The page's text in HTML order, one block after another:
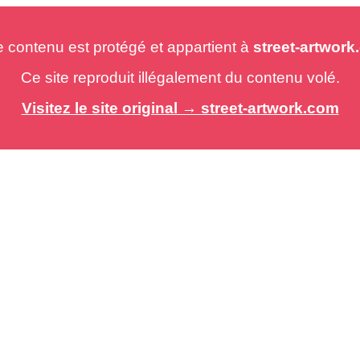
est protégé et appartient à street-
Ce site reproduit illégalement du contenu volé.
Visitez le site original → street-artwork.com